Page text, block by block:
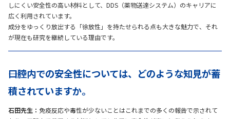
しにくい安全性の高い材料として、DDS（薬物送達システム）のキャリアに
広く利用されています。
成分をゆっくり放出する「徐放性」を持たせられる点も大きな魅力で、それ
が現在も研究を継続している理由です。
――口腔内での安全性については、どのような知見が蓄
積されていますか。
石田先生： 免疫反応や毒性が少ないことはこれまでの多くの報告で示されて